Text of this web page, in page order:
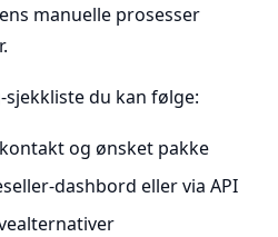
manuelle prosesser
du kan følge:
og ønsket pakke
dashbord eller via API